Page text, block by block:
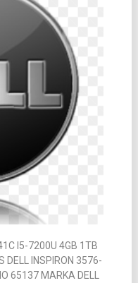
I5-7200U 4GB 1TB
DELL INSPIRON 3576-
65137 MARKA DELL